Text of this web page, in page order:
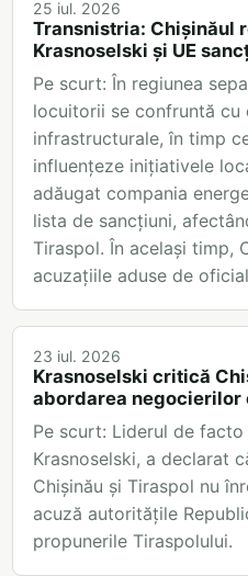
25 iul. 2026
Transnistria: Chișinăul
Krasnoselski și UE
Pe scurt: În regiunea
locuitorii se confruntă
infrastructurale, în timp
influențeze inițiativele
adăugat compania
lista de sancțiuni,
Tiraspol. În același timp,
acuzațiile aduse de
23 iul. 2026
Krasnoselski critică
abordarea negocierilor
Pe scurt: Liderul de facto
Krasnoselski, a declarat
Chișinău și Tiraspol nu
acuză autoritățile
propunerile Tiraspolului.